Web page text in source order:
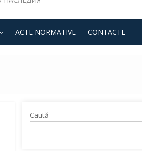
ACTE NORMATIVE CONTACTE
Caută